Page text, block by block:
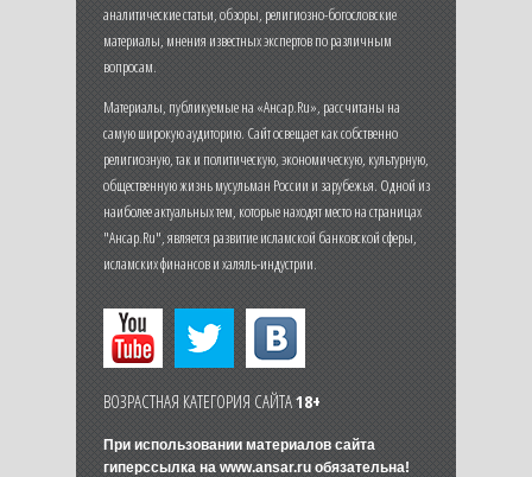
аналитические статьи, обзоры, религиозно-богословские
материалы, мнения известных экспертов по различным
вопросам.
Материалы, публикуемые на «Ансар.Ru», рассчитаны на
самую широкую аудиторию. Сайт освещает как собственно
религиозную, так и политическую, экономическую, культурную,
общественную жизнь мусульман России и зарубежья. Одной из
наиболее актуальных тем, которые находят место на страницах
"Ансар.Ru", является развитие исламской банковской сферы,
исламских финансов и халяль-индустрии.
ВОЗРАСТНАЯ КАТЕГОРИЯ САЙТА18+
При использовании материалов сайта
гиперссылка на www.ansar.ruобязательна!